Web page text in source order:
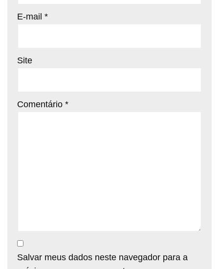
E-mail *
Site
Comentário *
Salvar meus dados neste navegador para a